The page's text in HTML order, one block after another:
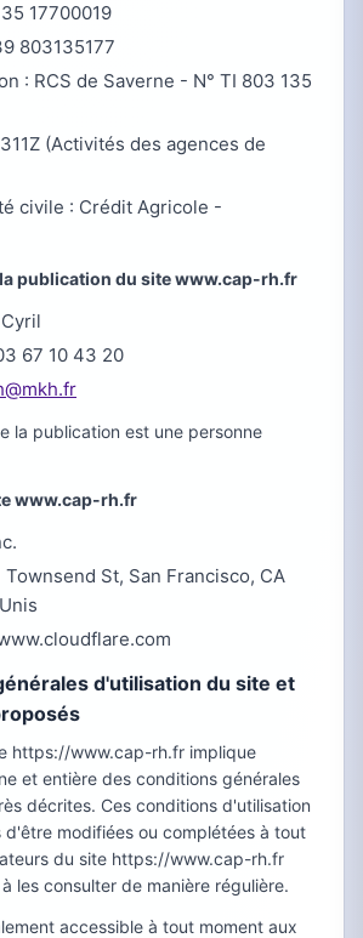
17700019
803135177
: RCS de Saverne - N° TI 803 135
(Activités des agences de
civile : Crédit Agricole -
publication du site www.cap-rh.fr
67 10 43 20
la publication est une personne
www.cap-rh.fr
Townsend St, San Francisco, CA
d'utilisation du site et
https://www.cap-rh.fr implique
et entière des conditions générales
décrites. Ces conditions d'utilisation
d'être modifiées ou complétées à tout
du site https://www.cap-rh.fr
les consulter de manière régulière.
accessible à tout moment aux